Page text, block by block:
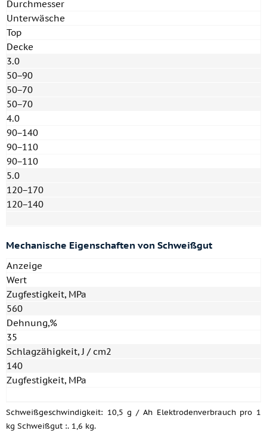
Durchmesser
Unterwäsche
Top
Decke
3.0
50−90
50−70
50−70
4.0
90−140
90−110
90−110
5.0
120−170
120−140
Mechanische Eigenschaften von Schweißgut
Anzeige
Wert
Zugfestigkeit, MPa
560
Dehnung,%
35
Schlagzähigkeit, J / cm2
140
Zugfestigkeit, MPa
Schweißgeschwindigkeit: 10,5 g / Ah Elektrodenverbrauch pro 1
kg Schweißgut :. 1,6 kg.